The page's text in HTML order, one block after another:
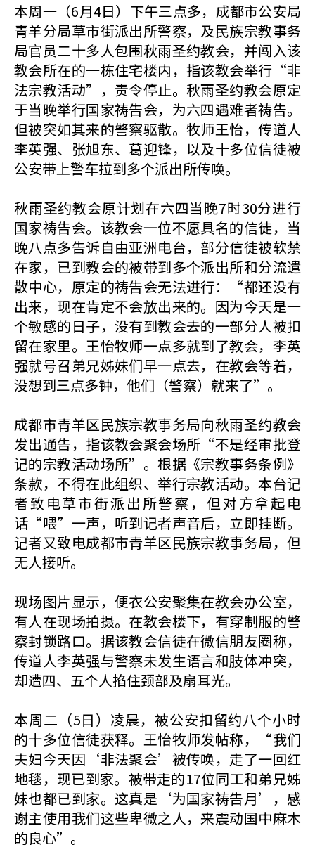
本周一（6月4日）下午三点多，成都市公安局
青羊分局草市街派出所警察，及民族宗教事务
局官员二十多人包围秋雨圣约教会，并闯入该
教会所在的一栋住宅楼内，指该教会举行“非
法宗教活动”，责令停止。秋雨圣约教会原定
于当晚举行国家祷告会，为六四遇难者祷告。
但被突如其来的警察驱散。牧师王怡，传道人
李英强、张旭东、葛迎锋，以及十多位信徒被
公安带上警车拉到多个派出所传唤。
秋雨圣约教会原计划在六四当晚7时30分进行
国家祷告会。该教会一位不愿具名的信徒，当
晚八点多告诉自由亚洲电台，部分信徒被软禁
在家，已到教会的被带到多个派出所和分流遣
散中心，原定的祷告会无法进行：“都还没有
出来，现在肯定不会放出来的。因为今天是一
个敏感的日子，没有到教会去的一部分人被扣
留在家里。王怡牧师一点多就到了教会，李英
强就号召弟兄姊妹们早一点去，在教会等着，
没想到三点多钟，他们（警察）就来了”。
成都市青羊区民族宗教事务局向秋雨圣约教会
发出通告，指该教会聚会场所“不是经审批登
记的宗教活动场所”。根据《宗教事务条例》
条款，不得在此组织、举行宗教活动。本台记
者致电草市街派出所警察，但对方拿起电
话“喂”一声，听到记者声音后，立即挂断。
记者又致电成都市青羊区民族宗教事务局，但
无人接听。
现场图片显示，便衣公安聚集在教会办公室，
有人在现场拍摄。在教会楼下，有穿制服的警
察封锁路口。据该教会信徒在微信朋友圈称，
传道人李英强与警察未发生语言和肢体冲突，
却遭四、五个人掐住颈部及扇耳光。
本周二（5日）凌晨，被公安扣留约八个小时
的十多位信徒获释。王怡牧师发帖称，“我们
夫妇今天因‘非法聚会’被传唤，走了一回红
地毯，现已到家。被带走的17位同工和弟兄姊
妹也都已到家。这真是‘为国家祷告月’，感
谢主使用我们这些卑微之人，来震动国中麻木
的良心”。